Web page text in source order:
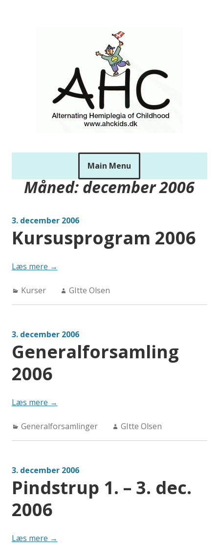
Main Menu
Måned: december 2006
3. december 2006
Kursusprogram 2006
Læs mere “Kursusprogram
→
Categories:
Kurser Author:
GItte Olsen
3. december 2006
Generalforsamling
2006
Læs mere “Generalforsamling
→
Categories:
Generalforsamlinger Author:
GItte Olsen
3. december 2006
Pindstrup 1. – 3. dec.
2006
Læs mere “Pindstrup
→